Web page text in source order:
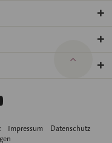
Impressum
Datenschutz